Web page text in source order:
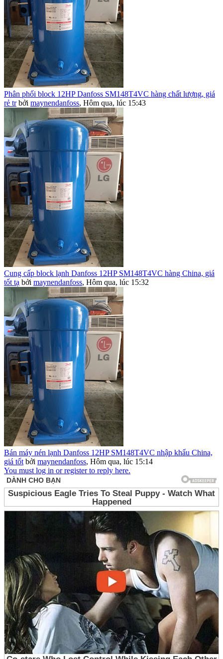
Phân phối block 12HP Danfoss SM148T4VC hàng chất lượng, giá
rẻ tr bởi maynendanfoss, Hôm qua, lúc 15:43
Cung cấp block lạnh Danfoss 12HP SM148T4VC hàng China, giá
tốt tạ bởi maynendanfoss, Hôm qua, lúc 15:32
Bán máy nén lạnh Danfoss 12HP SM148T4VC nhập khẩu China,
giá tốt bởi maynendanfoss, Hôm qua, lúc 15:14
You must log in or register to reply here.